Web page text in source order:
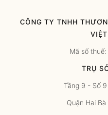
CÔNG TY TNHH
Mã số
TRỤ
Tầng 9 - Số
Quận Hai